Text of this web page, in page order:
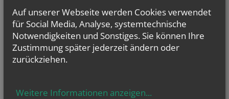
SO., 16.08.2026
09:00 Uhr (Hl. Messe)
MI., 19.08.2026
18:00 Uhr(Hl. Messe)
Pfarrkirche Zillingdorf
Auf unserer Webseite werden Cookies verwendet
für Social Media, Analyse, systemtechnische
Notwendigkeiten und Sonstiges. Sie können Ihre
Zustimmung später jederzeit ändern oder
zurückziehen.
Weitere Informationen anzeigen...